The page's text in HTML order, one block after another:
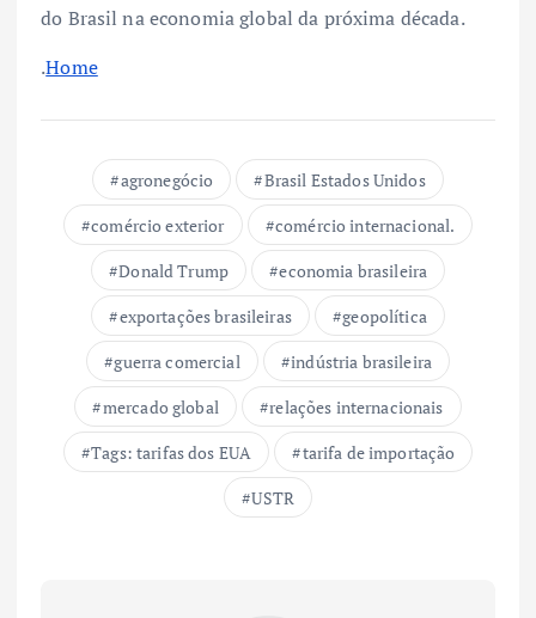
do Brasil na economia global da próxima década.
.Home
agronegócio
Brasil Estados Unidos
comércio exterior
comércio internacional.
Donald Trump
economia brasileira
exportações brasileiras
geopolítica
guerra comercial
indústria brasileira
mercado global
relações internacionais
Tags: tarifas dos EUA
tarifa de importação
USTR